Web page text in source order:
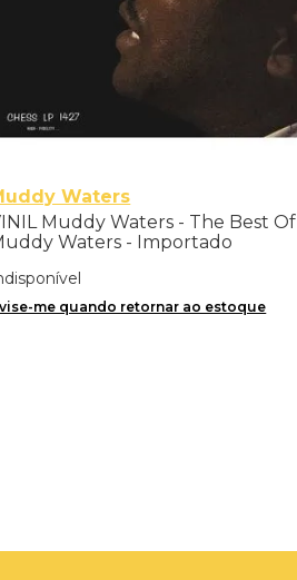
Waters
Muddy Waters - The Best Of
Waters - Importado
me quando retornar ao estoque